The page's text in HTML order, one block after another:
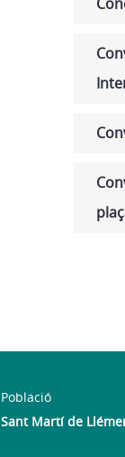
Població
Sant Martí de